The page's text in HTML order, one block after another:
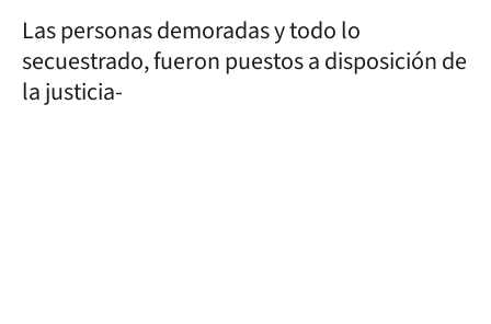
Las personas demoradas y todo lo
secuestrado, fueron puestos a disposición de
la justicia-